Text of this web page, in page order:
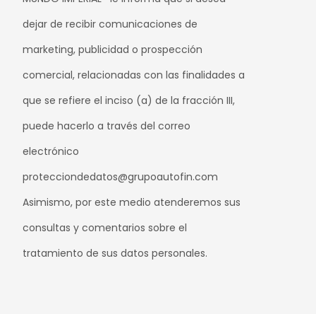
dejar de recibir comunicaciones de
marketing, publicidad o prospección
comercial, relacionadas con las finalidades a
que se refiere el inciso (a) de la fracción III,
puede hacerlo a través del correo
electrónico
protecciondedatos@grupoautofin.com
Asimismo, por este medio atenderemos sus
consultas y comentarios sobre el
tratamiento de sus datos personales.